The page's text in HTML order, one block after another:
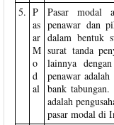
5. P
as
ar
M
o
d
al
Pasar modal
penawar dan
dalam bentuk
surat tanda
lainnya
penawar
bank
adalah
pasar modal di